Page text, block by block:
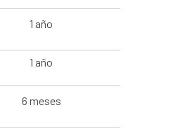
1 año
1 año
6 meses